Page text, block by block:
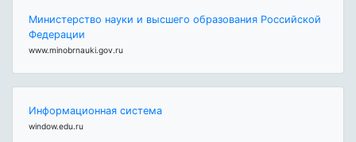
Министерство науки и высшего образования Российской
Федерации
www.minobrnauki.gov.ru
Информационная система
window.edu.ru